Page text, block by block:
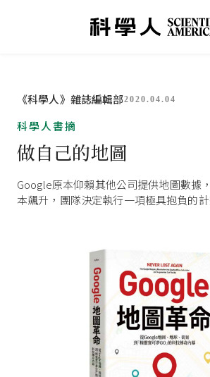
《科學人》雜誌編輯部2020.04.04
科學人書摘
做自己的地圖
Google原本仰賴其他公司提供地圖數據
本飆升，團隊決定執行一項極具抱負的計